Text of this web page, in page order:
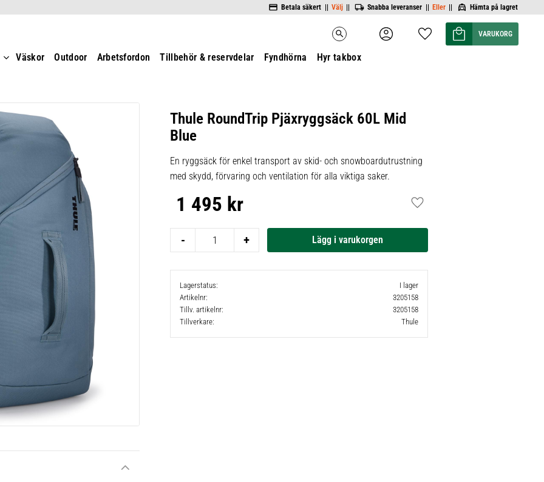
Betala säkert || Välj || Snabba leveranser || Eller || Hämta på lagret
search Favoriter
Kundvagn
Väskor Outdoor Arbetsfordon Tillbehör & reservdelar Fyndhörna Hyr takbox
Thule RoundTrip Pjäxryggsäck 60L Mid
Blue
En ryggsäck för enkel transport av skid- och snowboardutrustning
med skydd, förvaring och ventilation för alla viktiga saker.
1 495 kr
+
-
Lägg till i favoriter
Lagerstatus
I lager
Artikelnr
3205158
Tillv. artikelnr
3205158
Tillverkare
Thule